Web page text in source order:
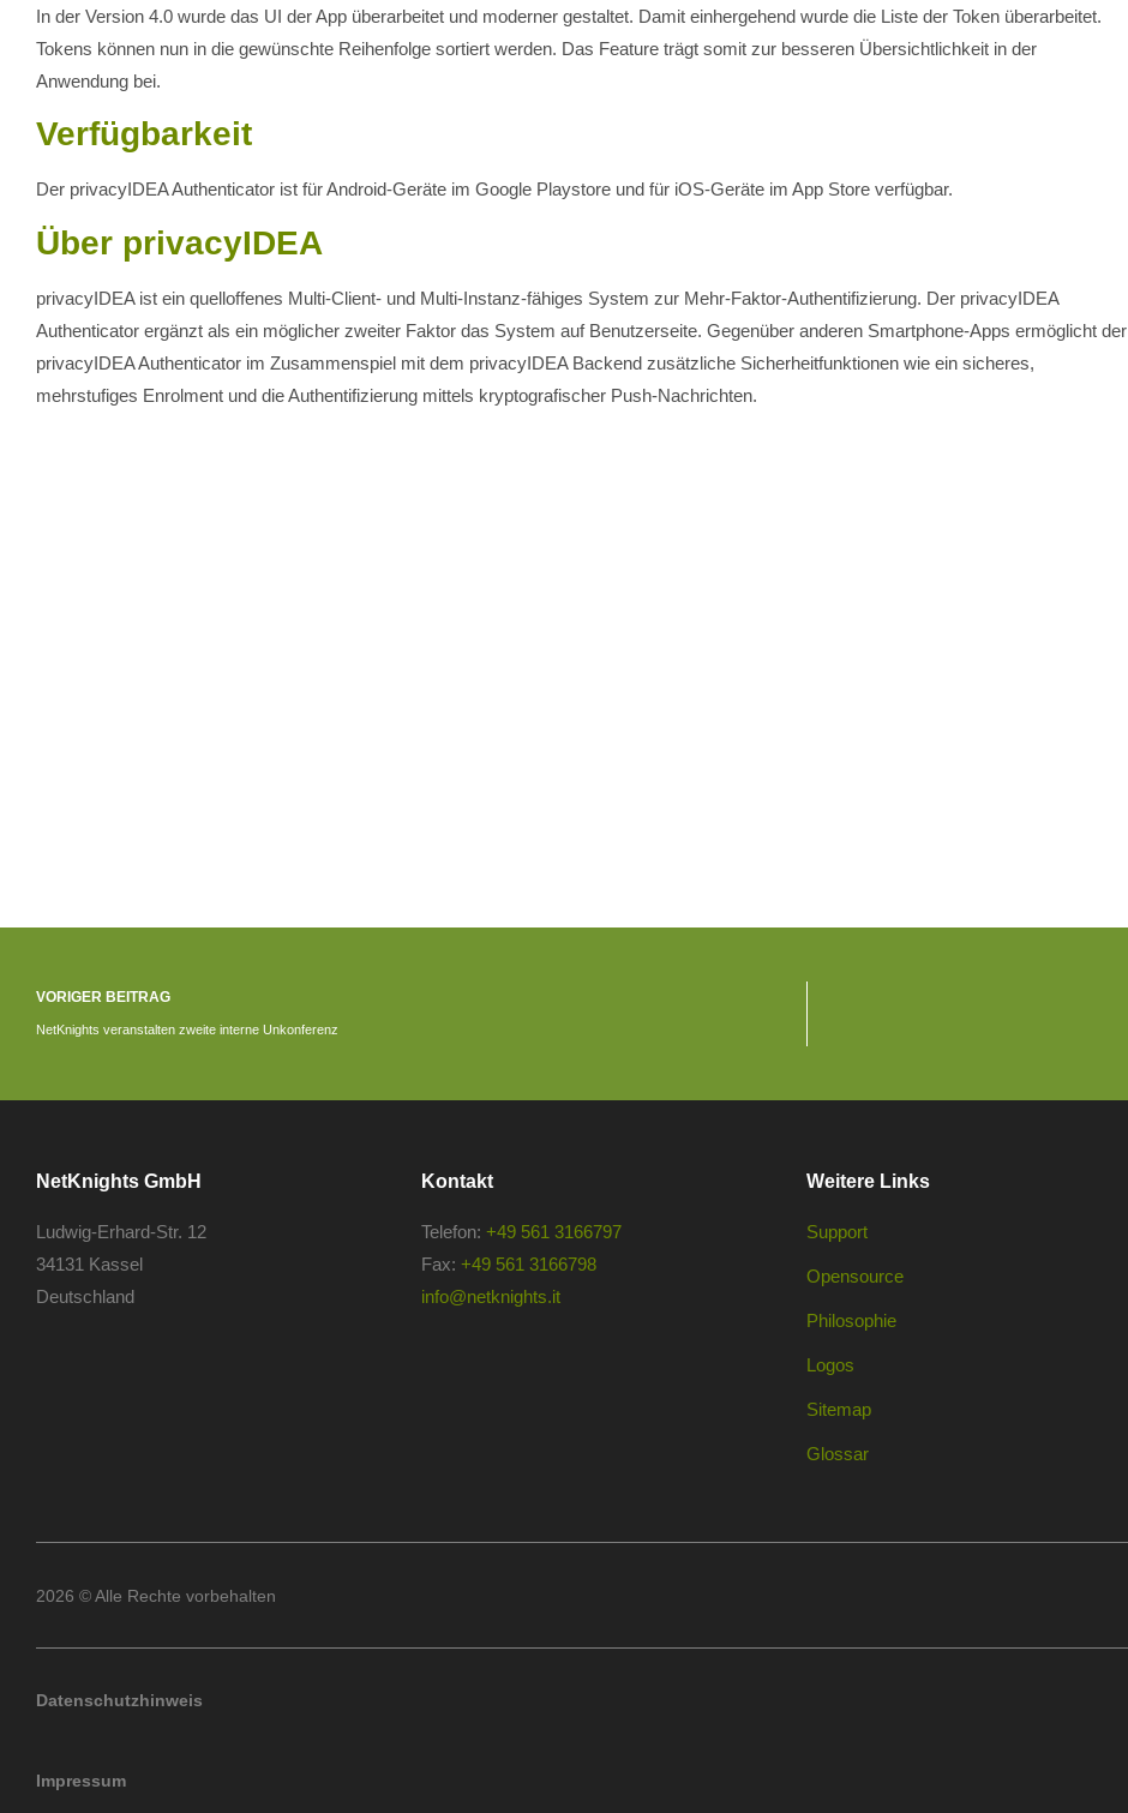
In der Version 4.0 wurde das UI der App überarbeitet und moderner gestaltet. Damit einhergehend wurde die Liste der Token überarbeitet.
Tokens können nun in die gewünschte Reihenfolge sortiert werden. Das Feature trägt somit zur besseren Übersichtlichkeit in der
Anwendung bei.
Verfügbarkeit
Der privacyIDEA Authenticator ist für Android-Geräte im Google Playstore und für iOS-Geräte im App Store verfügbar.
Über privacyIDEA
privacyIDEA ist ein quelloffenes Multi-Client- und Multi-Instanz-fähiges System zur Mehr-Faktor-Authentifizierung. Der privacyIDEA
Authenticator ergänzt als ein möglicher zweiter Faktor das System auf Benutzerseite. Gegenüber anderen Smartphone-Apps ermöglicht der
privacyIDEA Authenticator im Zusammenspiel mit dem privacyIDEA Backend zusätzliche Sicherheitfunktionen wie ein sicheres,
mehrstufiges Enrolment und die Authentifizierung mittels kryptografischer Push-Nachrichten.
VORIGER BEITRAG
NetKnights veranstalten zweite interne Unkonferenz
NetKnights GmbH
Ludwig-Erhard-Str. 12
34131 Kassel
Deutschland
Kontakt
Telefon: +49 561 3166797
Fax: +49 561 3166798
info@netknights.it
Weitere Links
Support
Opensource
Philosophie
Logos
Sitemap
Glossar
2026 © Alle Rechte vorbehalten
Datenschutzhinweis
Impressum